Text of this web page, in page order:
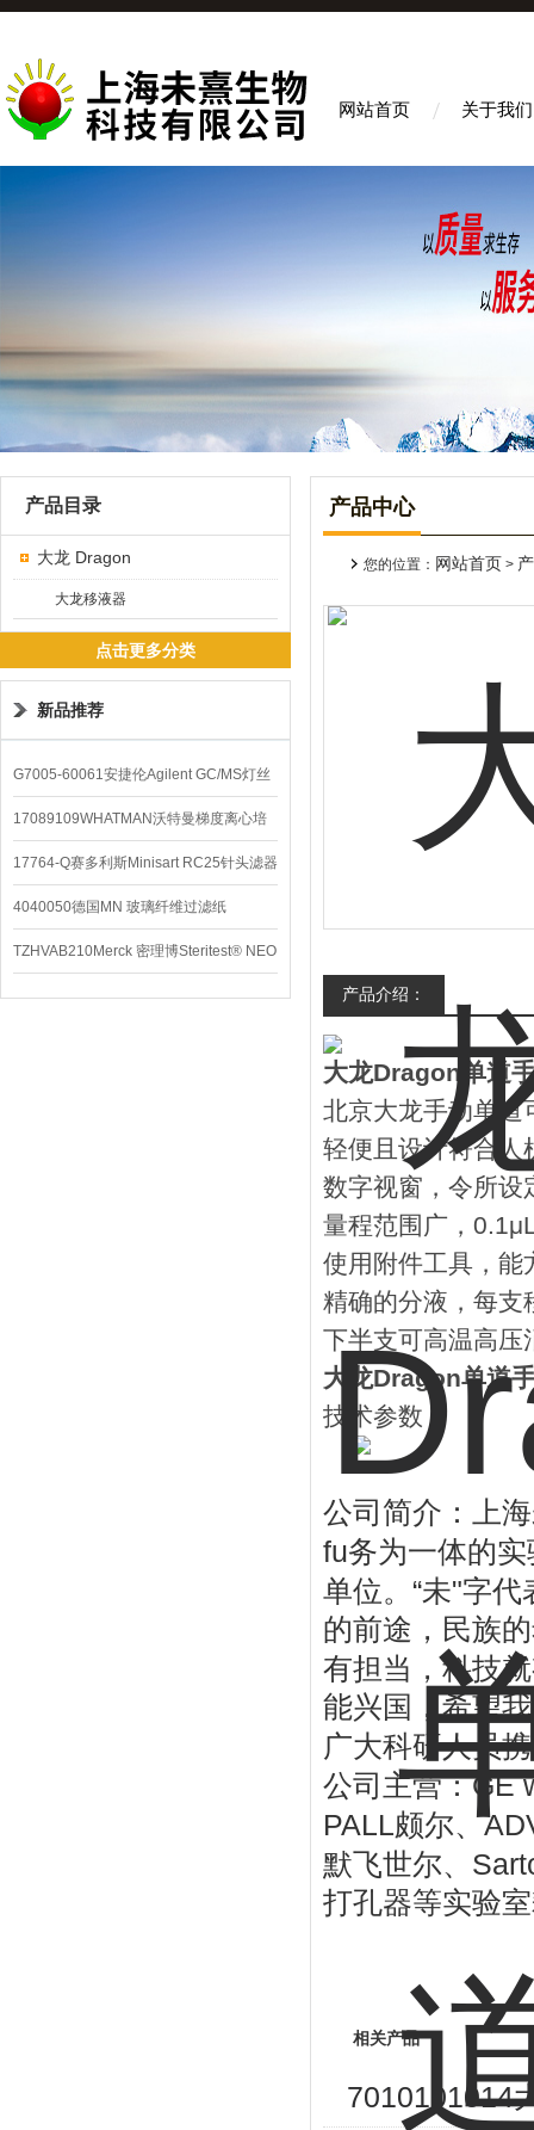
网站首页 关于我们
产品目录
大龙 Dragon
大龙移液器
点击更多分类
新品推荐
G7005-60061安捷伦Agilent GC/MS灯丝
配件
17089109WHATMAN沃特曼梯度离心培
养基
17764-Q赛多利斯Minisart RC25针头滤器
4040050德国MN 玻璃纤维过滤纸
TZHVAB210Merck 密理博Steritest® NEO
设备
产品中心
您的位置： 网站首页 >
产品介绍：
大龙Dragon单道
北京大龙手动单
轻便且设计符合人
数字视窗，令所设
量程范围广，
使用附件工具，能
精确的分液，每支
下半支可高温高压
大龙Dragon单道
技术参数：
公司简介：上
fu务为一体的
单位。 “未"字代
的前途，民族
有担当，科技
能兴国，希望
广大科研人员
公司主营：GE
PALL颇尔、
默飞世尔、
打孔器等实验
相关产品
7010101014